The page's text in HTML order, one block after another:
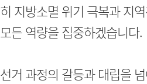
히 지방소멸 위기 극복과 지
모든 역량을 집중하겠습니다.
선거 과정의 갈등과 대립을